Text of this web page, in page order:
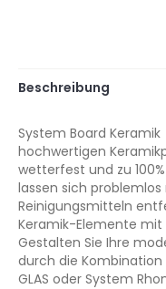
Beschreibung
System Board
hochwertigen
wetterfest und zu
lassen sich
Reinigungsmitteln
Keramik-Elemente
Gestalten Sie Ihre
durch die Kombination
GLAS oder System